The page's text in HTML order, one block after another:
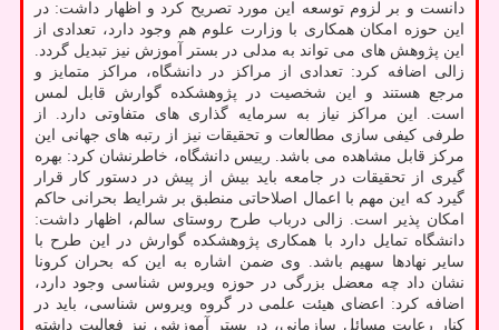
دانست و بر لزوم توسعه این مورد تصریح کرد و اظهار داشت: در
این حوزه امکان همکاری با وزارت علوم هم وجود دارد، تعدادی از
این پژوهش های می تواند به مدلی در بستر آموزش نیز تبدیل گردد.
زالی اضافه کرد: تعدادی از مراکز در دانشگاه، مراکز متمایز و
مرجع هستند و این شخصیت در پژوهشکده گوارش قابل لمس
است. این مراکز نیاز به سرمایه گذاری های متفاوتی دارد. از
طرفی کیفی سازی مطالعات و تحقیقات نیز از رتبه های جهانی این
مرکز قابل مشاهده می باشد. رییس دانشگاه، خاطرنشان کرد: بهره
گیری از تحقیقات در جامعه باید بیش از پیش در دستور کار قرار
گیرد که این مهم با اعمال اصلاحاتی منطبق بر شرایط بحرانی حاکم
امکان پذیر است. زالی درباب طرح روستای سالم، اظهار داشت:
دانشگاه تمایل دارد با همکاری پژوهشکده گوارش در این طرح با
سایر نهادها سهیم باشد. وی ضمن اشاره به این که بحران کرونا
نشان داد چه معضل بزرگی در حوزه ویروس شناسی وجود دارد،
اضافه کرد: اعضای هیئت علمی در گروه ویروس شناسی، باید در
کنار رعایت مسائل سازمانی، در بستر آموزشی نیز فعالیت داشته